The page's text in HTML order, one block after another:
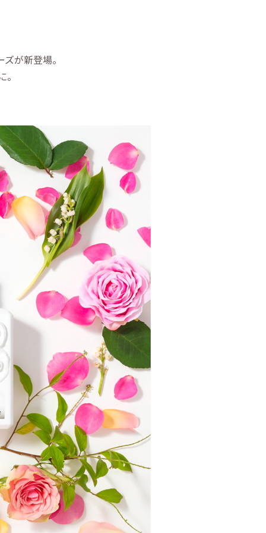
が新登場。